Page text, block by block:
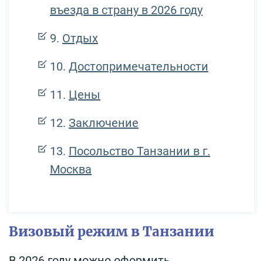
въезда в страну в 2026 году
Отдых
Достопримечательности
Цены
Заключение
Посольство Танзании в г.
Москва
Визовый режим в Танзании